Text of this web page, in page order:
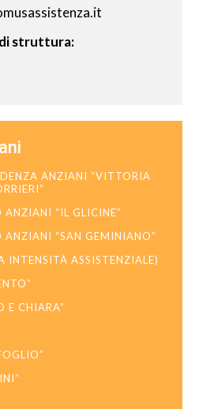
struttura:
ANZIANI “VITTORIA
ANZIANI “IL GLICINE”
ANZIANI “SAN GEMINIANO”
INTENSITÀ ASSISTENZIALE)
E CHIARA”